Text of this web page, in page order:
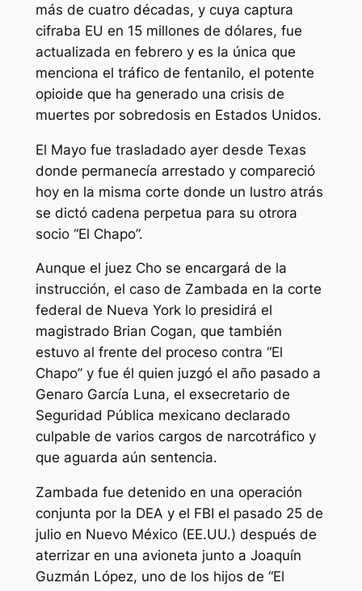
más de cuatro décadas, y cuya captura
cifraba EU en 15 millones de dólares, fue
actualizada en febrero y es la única que
menciona el tráfico de fentanilo, el potente
opioide que ha generado una crisis de
muertes por sobredosis en Estados Unidos.
El Mayo fue trasladado ayer desde Texas
donde permanecía arrestado y compareció
hoy en la misma corte donde un lustro atrás
se dictó cadena perpetua para su otrora
socio “El Chapo”.
Aunque el juez Cho se encargará de la
instrucción, el caso de Zambada en la corte
federal de Nueva York lo presidirá el
magistrado Brian Cogan, que también
estuvo al frente del proceso contra “El
Chapo” y fue él quien juzgó el año pasado a
Genaro García Luna, el exsecretario de
Seguridad Pública mexicano declarado
culpable de varios cargos de narcotráfico y
que aguarda aún sentencia.
Zambada fue detenido en una operación
conjunta por la DEA y el FBI el pasado 25 de
julio en Nuevo México (EE.UU.) después de
aterrizar en una avioneta junto a Joaquín
Guzmán López, uno de los hijos de “El